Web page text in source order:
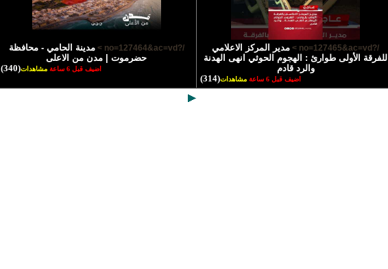
/?no=127465&ac=vd >
مدير المركز الاعلامي
للفرقة الأولى طوارئ : الهجوم الحوثي انهى الهدنة
والرد قادم
اضيف قبل 6 ساعة مشاهدات(314)
/?no=127464&ac=vd >
مدينة الحامي - محافظة
حضرموت | مدن من الاعلى
اضيف قبل 6 ساعة مشاهدات(340)